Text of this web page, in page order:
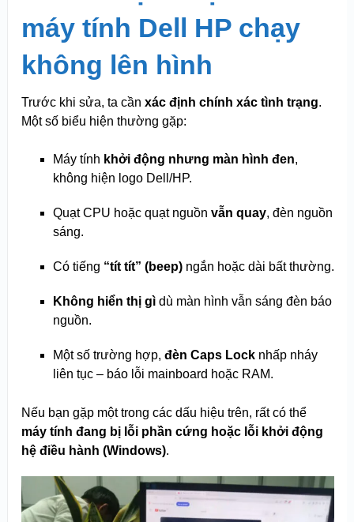
máy tính Dell HP chạy
không lên hình
Trước khi sửa, ta cần xác định chính xác tình trạng.
Một số biểu hiện thường gặp:
Máy tính khởi động nhưng màn hình đen,
không hiện logo Dell/HP.
Quạt CPU hoặc quạt nguồn vẫn quay, đèn nguồn
sáng.
Có tiếng “tít tít” (beep)ngắn hoặc dài bất thường.
Không hiển thị gìdù màn hình vẫn sáng đèn báo
nguồn.
Một số trường hợp, đèn Caps Locknhấp nháy
liên tục – báo lỗi mainboard hoặc RAM.
Nếu bạn gặp một trong các dấu hiệu trên, rất có thể
máy tính đang bị lỗi phần cứng hoặc lỗi khởi động
hệ điều hành (Windows).